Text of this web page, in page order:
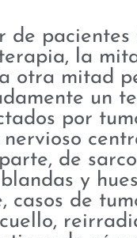
de pacientes
la
otra mitad
un
por
nervioso
de
y
casos de